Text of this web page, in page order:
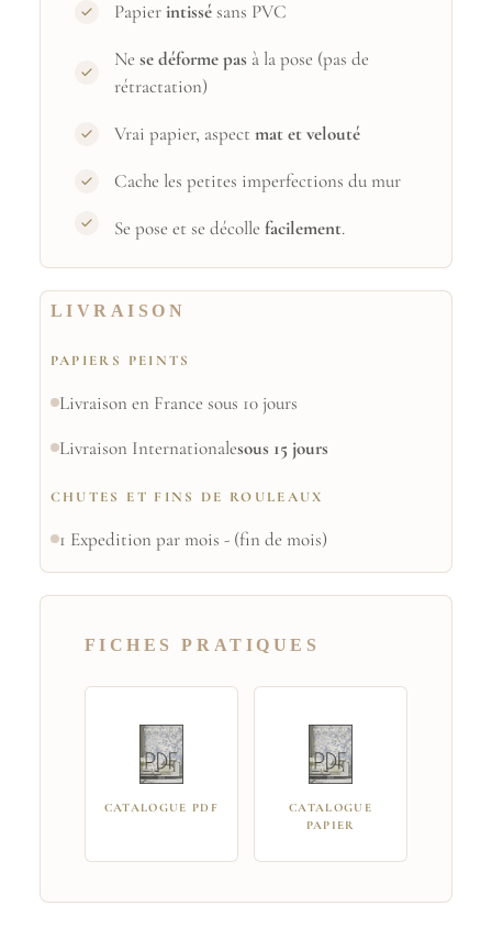
Papierintissésans PVC
Nese déforme pas à la pose (pas de
rétractation)
Vrai papier, aspectmat et velouté
Cache les petites imperfections du mur
Se pose et se décollefacilement.
LIVRAISON
PAPIERS PEINTS
Livraison en France sous 10 jours
Livraison Internationalesous 15 jours
CHUTES ET FINS DE ROULEAUX
1 Expedition par mois - (fin de mois)
FICHES PRATIQUES
CATALOGUE PDF
CATALOGUE
PAPIER